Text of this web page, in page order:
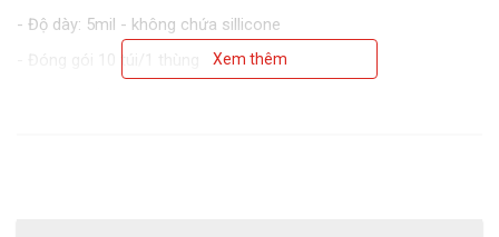
- Độ dày: 5mil - không chứa sillicone
Xem thêm